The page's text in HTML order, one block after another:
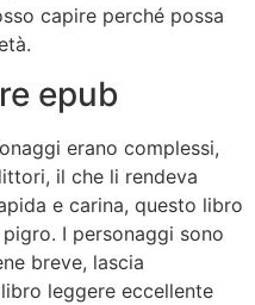
capire perché possa
epub
erano complessi,
il che li rendeva
e carina, questo libro
I personaggi sono
breve, lascia
leggere eccellente